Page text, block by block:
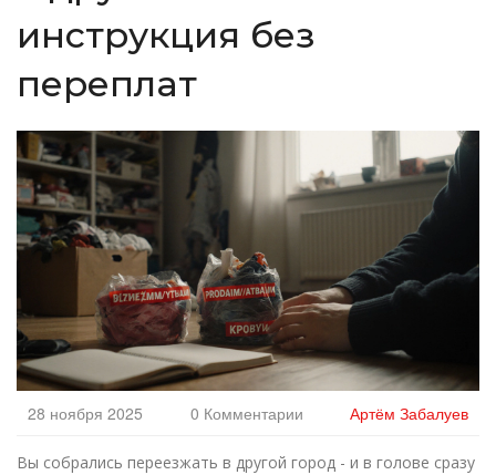
инструкция без
переплат
28 ноября 2025 0 Комментарии Артём Забалуев
Вы собрались переезжать в другой город - и в голове сразу